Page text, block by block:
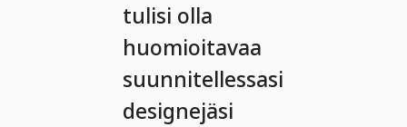
tulisi olla
huomioitavaa
suunnitellessasi
designejäsi